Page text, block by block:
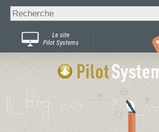
Chercher par
Recherche
avancée…
Le site
Pilot Systems